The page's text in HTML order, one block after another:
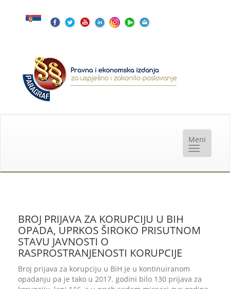
BROJ PRIJAVA ZA KORUPCIJU U BIH
OPADA, UPRKOS ŠIROKO PRISUTNOM
STAVU JAVNOSTI O
RASPROSTRANJENOSTI KORUPCIJE
Broj prijava za korupciju u BiH je u kontinuiranom
opadanju pa je tako u 2017. godini bilo 130 prijava za